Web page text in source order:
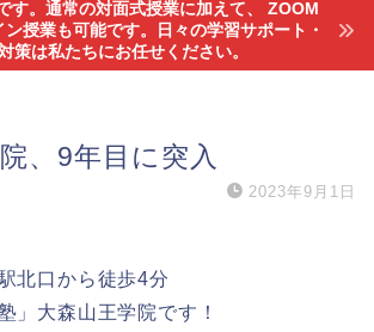
す。通常の対面式授業に加えて、 ZOOM
授業も可能です。日々の学習サポート・
策は私たちにお任せください。
、9年目に突入
2023年9月1日
北口から徒歩4分
」大森山王学院です！